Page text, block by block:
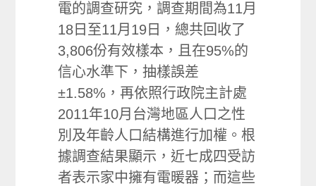
電的調查研究，調查期間為11月
18日至11月19日，總共回收了
3,806份有效樣本，且在95%的
信心水準下，抽樣誤差
±1.58%，再依照行政院主計處
2011年10月台灣地區人口之性
別及年齡人口結構進行加權。根
據調查結果顯示，近七成四受訪
者表示家中擁有電暖器；而這些